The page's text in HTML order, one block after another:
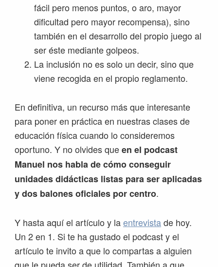
fácil pero menos puntos, o aro, mayor
dificultad pero mayor recompensa), sino
también en el desarrollo del propio juego al
ser éste mediante golpeos.
La inclusión no es solo un decir, sino que
viene recogida en el propio reglamento.
En definitiva, un recurso más que interesante
para poner en práctica en nuestras clases de
educación física cuando lo consideremos
oportuno. Y no olvides queen el podcast
Manuel nos habla de cómo conseguir
unidades didácticas listas para ser aplicadas
y dos balones oficiales por centro.
Y hasta aquí el artículo y laentrevistade hoy.
Un 2 en 1. Si te ha gustado el podcast y el
artículo te invito a que lo compartas a alguien